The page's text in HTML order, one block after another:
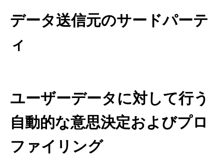
データ送信元のサードパーテ
ィ
ユーザーデータに対して行う
自動的な意思決定およびプロ
ファイリング